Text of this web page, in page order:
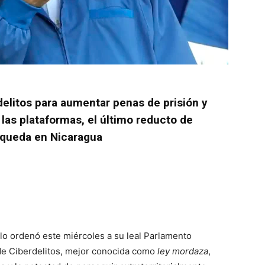
para aumentar penas de prisión y
plataformas, el último reducto de
en Nicaragua
ordenó este miércoles a su leal Parlamento
Ciberdelitos, mejor conocida como ley mordaza,